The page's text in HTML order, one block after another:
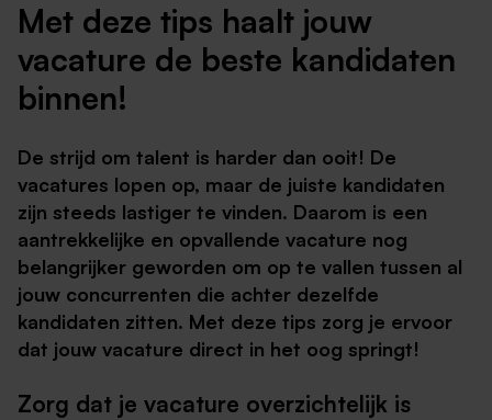
Met deze tips haalt jouw
vacature de beste kandidaten
binnen!
De strijd om talent is harder dan ooit! De
vacatures lopen op, maar de juiste kandidaten
zijn steeds lastiger te vinden. Daarom is een
aantrekkelijke en opvallende vacature nog
belangrijker geworden om op te vallen tussen al
jouw concurrenten die achter dezelfde
kandidaten zitten. Met deze tips zorg je ervoor
dat jouw vacature direct in het oog springt!
Zorg dat je vacature overzichtelijk is